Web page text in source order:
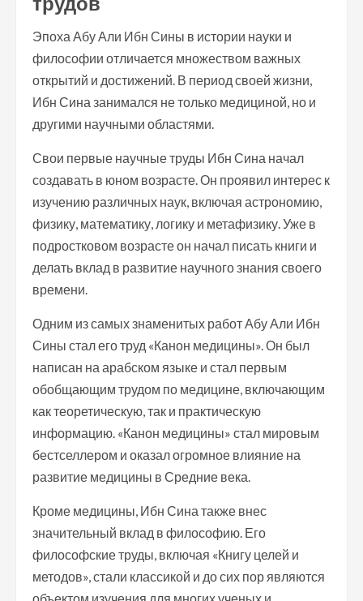
Эпоха Абу Али Ибн Сины в истории науки и
философии отличается множеством важных
открытий и достижений. В период своей жизни,
Ибн Сина занимался не только медициной, но и
другими научными областями.
Свои первые научные труды Ибн Сина начал
создавать в юном возрасте. Он проявил интерес к
изучению различных наук, включая астрономию,
физику, математику, логику и метафизику. Уже в
подростковом возрасте он начал писать книги и
делать вклад в развитие научного знания своего
времени.
Одним из самых знаменитых работ Абу Али Ибн
Сины стал его труд «Канон медицины». Он был
написан на арабском языке и стал первым
обобщающим трудом по медицине, включающим
как теоретическую, так и практическую
информацию. «Канон медицины» стал мировым
бестселлером и оказал огромное влияние на
развитие медицины в Средние века.
Кроме медицины, Ибн Сина также внес
значительный вклад в философию. Его
философские труды, включая «Книгу целей и
методов», стали классикой и до сих пор являются